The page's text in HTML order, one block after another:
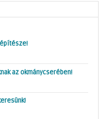
az okmánycserében!